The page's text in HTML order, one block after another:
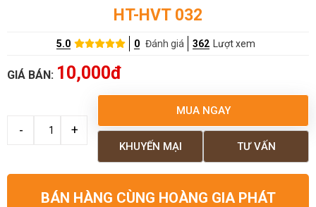
HT-HVT 032
5.0 0 Đánh giá 362 Lượt xem
GIÁ BÁN: 10,000đ
MUA NGAY
TƯ VẤN
KHUYẾN MẠI
BÁN HÀNG CÙNG HOÀNG GIA PHÁT